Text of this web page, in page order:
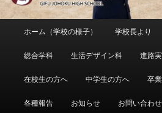
メ
イ
ン
ホーム（学校の様子） 学校長より
総合学科 生活デザイン科 進路
在校生の方へ 中学生の方へ 卒
各種報告 お知らせ お問い合わせ